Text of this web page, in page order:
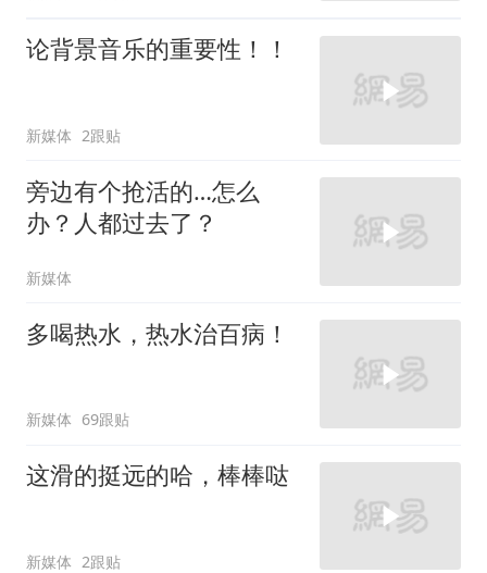
论背景音乐的重要性！！
新媒体 2跟贴
旁边有个抢活的…怎么
办？人都过去了？
新媒体
多喝热水，热水治百病！
新媒体 69跟贴
这滑的挺远的哈，棒棒哒
新媒体 2跟贴